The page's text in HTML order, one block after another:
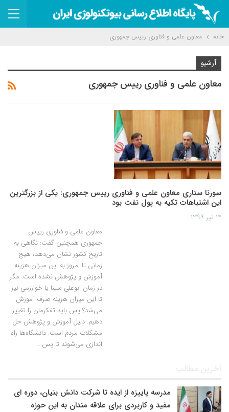
خانه معاون علمی و فناوری رییس جمهوری
آرشیو
معاون علمی و فناوری رییس جمهوری
سورنا ستاری معاون علمی و فناوری رییس جمهوری: یکی از بزرگترین
این اشتباهات تکیه به پول نفت بود
۱۴ تیر ۱۳۹۹
معاون علمی و فناوری رییس
جمهوری همچنین گفت: نگاهی به
تاریخ کشور نشان می‌دهد، هیچ
زمانی تا امروز به این میزان هزینه
آموزش و پژوهش نشده است. مگر
در زمان ابوعلی سینا یا خوارزمی نیز
تا این میزان هزینه صرف آموزش
می‌شد؟ پس باید تفکرمان را تغییر
دهیم. دلیل آموزش و پژوهش حل
مشکلات مردم است. دانشگاه‌ها راه
اندازی می‌شوند تا پس…
آخرین مطالب
مدرسه پاییزه از ایده تا شرکت دانش بنیان، دوره ای
مفید و کاربردی برای علاقه مندان به این حوزه